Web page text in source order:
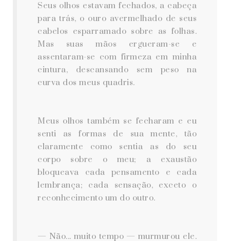
Seus olhos estavam fechados, a cabeça
para trás, o ouro avermelhado de seus
cabelos esparramado sobre as folhas.
Mas suas mãos ergueram-se e
assentaram-se com firmeza em minha
cintura, descansando sem peso na
curva dos meus quadris.
Meus olhos também se fecharam e eu
senti as formas de sua mente, tão
claramente como sentia as do seu
corpo sobre o meu; a exaustão
bloqueava cada pensamento e cada
lembrança; cada sensação, exceto o
reconhecimento um do outro.
— Não... muito tempo — murmurou ele.